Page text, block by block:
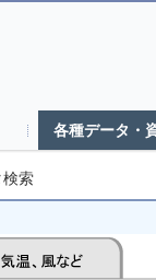
各種データ・
検索